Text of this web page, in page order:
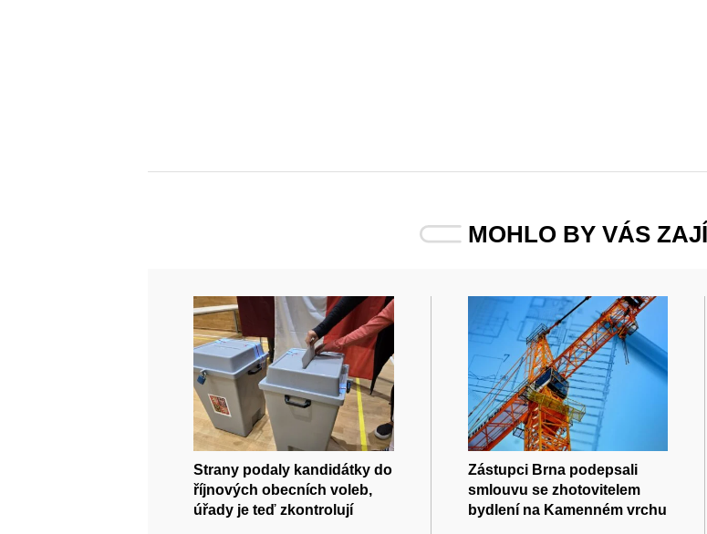
MOHLO BY VÁS
Strany podaly kandidátky do
říjnových obecních voleb,
úřady je teď zkontrolují
Zástupci Brna podepsali
smlouvu se zhotovitelem
bydlení na Kamenném vrchu